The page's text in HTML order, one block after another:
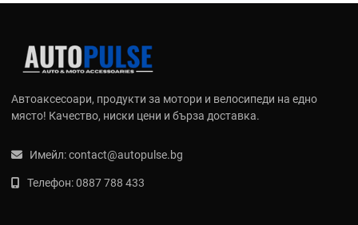
водоустойчиви и дишащи мембрани, които гарантират, че
ще останете сухи дори при най-силните бури.
Protect Flex:Иновативна система от протектори (Omega &
втвърдяват моментално при удар.
поток през дрехата.
C-Sizing:Специфична концепция за размерите, която
Автоаксесоари, продукти за мотори и велосипеди на едно
място! Качество, ниски цени и бърза доставка.
Имейл:contact@autopulse.bg
Телефон:0887 788 433